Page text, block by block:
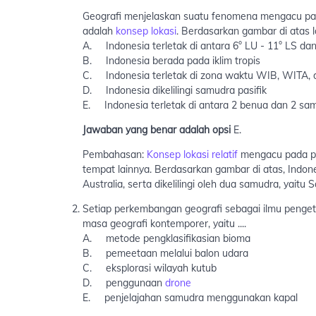
Geografi menjelaskan suatu fenomena mengacu
adalah konsep lokasi. Berdasarkan gambar di atas
A. Indonesia terletak di antara 6° LU - 11° LS dan
B. Indonesia berada pada iklim tropis
C. Indonesia terletak di zona waktu WIB, WITA,
D. Indonesia dikelilingi samudra pasifik
E. Indonesia terletak di antara 2 benua dan 2
Jawaban yang benar adalah opsi E.
Pembahasan: Konsep lokasi relatif mengacu pada
tempat lainnya. Berdasarkan gambar di atas,
Australia, serta dikelilingi oleh dua samudra, yaitu
Setiap perkembangan geografi sebagai ilmu
masa geografi kontemporer, yaitu ....
A. metode pengklasifikasian bioma
B. pemeetaan melalui balon udara
C. eksplorasi wilayah kutub
D. penggunaan drone
E. penjelajahan samudra menggunakan kapal